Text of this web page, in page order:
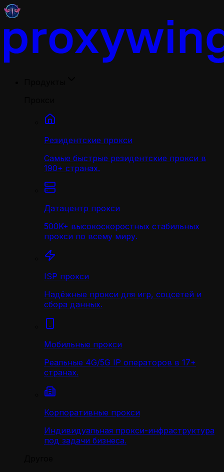
Резидентские прокси
Самые быстрые резидентские прокси в
190+ странах.
Датацентр прокси
500K+ высокоскоростных стабильных
прокси по всему миру.
ISP прокси
Надёжные прокси для игр, соцсетей и
сбора данных.
Мобильные прокси
Реальные 4G/5G IP операторов в 17+
странах.
Корпоративные прокси
Индивидуальная прокси-инфраструктура
под задачи бизнеса.